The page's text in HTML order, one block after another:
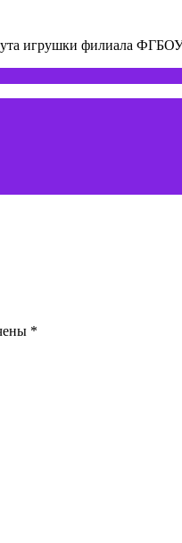
игрушки филиала
*